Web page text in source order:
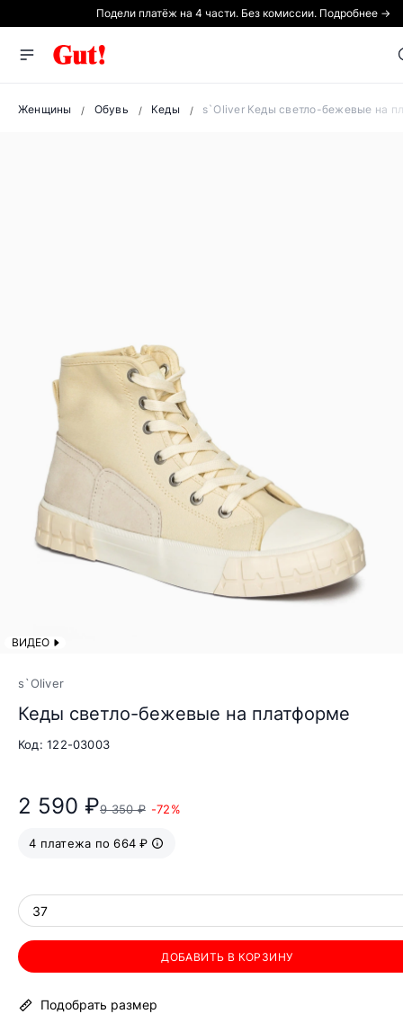
Подели платёж на 4 части. Без комиссии. Подробнее →
Женщины Обувь Кеды s`Oliver Кеды светло-бежевые на
ВИДЕО
s`Oliver
Кеды светло-бежевые на платформе
Код: 122-03003
2 590 ₽9 350 ₽ -72%
4 платежа по 664 ₽
37
ДОБАВИТЬ В КОРЗИНУ
Подобрать размер